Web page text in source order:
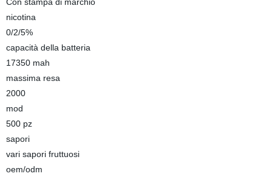
nicotina
0/2/5%
capacità della batteria
17350 mah
massima resa
2000
mod
500 pz
sapori
vari sapori fruttuosi
oem/odm